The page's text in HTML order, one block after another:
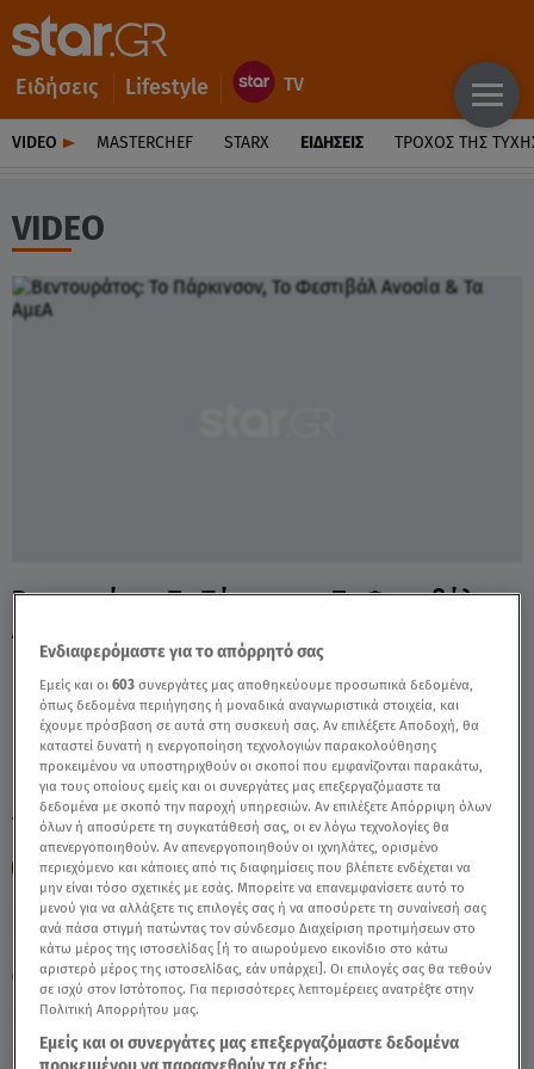
Ειδήσεις Lifestyle
VIDEO MASTERCHEF STARX ΕΙΔΉΣΕΙΣ ΤΡΟΧΌΣ ΤΗΣ
VIDEO
Κυριακή 9 Αυγούστου 2026
24.06.25, 15:43
ΕΛΛΑΔΑ
Πηγή: Αλήθειες με τη Ζήνα
Βεντουράτος: Το Πάρκινσον, Το Φεστιβάλ
Ανοσία & Τα ΑμεΑ - Video
TAGS: ΑΛΗΘΕΙΕΣ ΜΕ ΤΗ ΖΗΝΑ PARKINSON
ΝΙΚΟΣ ΒΕΝΤΟΥΡΑΤΟΣ ΦΕΣΤΙΒΑΛ ΑΝΟΣΙΑ
Ενδιαφερόμαστε για το απόρρητό σας
Εμείς και οι603 συνεργάτες μας αποθηκεύουμε προσωπικά δεδομένα,
όπως δεδομένα περιήγησης ή μοναδικά αναγνωριστικά στοιχεία, και
έχουμε πρόσβαση σε αυτά στη συσκευή σας. Αν επιλέξετε Αποδοχή, θα
καταστεί δυνατή η ενεργοποίηση τεχνολογιών παρακολούθησης
προκειμένου να υποστηριχθούν οι σκοποί που εμφανίζονται παρακάτω,
για τους οποίους εμείς και οι συνεργάτες μας επεξεργαζόμαστε τα
δεδομένα με σκοπό την παροχή υπηρεσιών. Αν επιλέξετε Απόρριψη όλων
όλων ή αποσύρετε τη συγκατάθεσή σας, οι εν λόγω τεχνολογίες θα
απενεργοποιηθούν. Αν απενεργοποιηθούν οι ιχνηλάτες, ορισμένο
περιεχόμενο και κάποιες από τις διαφημίσεις που βλέπετε ενδέχεται να
μην είναι τόσο σχετικές με εσάς. Μπορείτε να επανεμφανίσετε αυτό το
μενού για να αλλάξετε τις επιλογές σας ή να αποσύρετε τη συναίνεσή σας
ανά πάσα στιγμή πατώντας τον σύνδεσμο Διαχείριση προτιμήσεων στο
κάτω μέρος της ιστοσελίδας [ή το αιωρούμενο εικονίδιο στο κάτω
αριστερό μέρος της ιστοσελίδας, εάν υπάρχει]. Οι επιλογές σας θα τεθούν
σε ισχύ στον Ιστότοπος. Για περισσότερες λεπτομέρειες ανατρέξτε στην
Πολιτική Απορρήτου μας.
Εμείς και οι συνεργάτες μας επεξεργαζόμαστε δεδομένα